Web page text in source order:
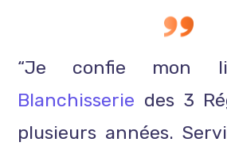
“Je confie mon
Blanchisserie des 3
plusieurs années.